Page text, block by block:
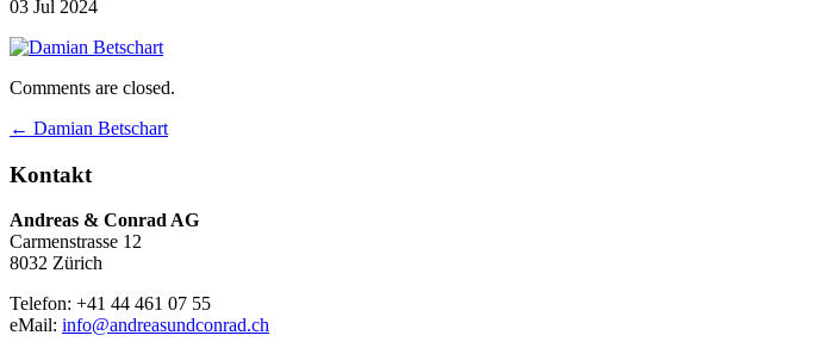
03 Jul 2024
Comments are closed.
← Damian Betschart
Kontakt
Andreas & Conrad AG
Carmenstrasse 12
8032 Zürich
Telefon: +41 44 461 07 55
eMail: info@andreasundconrad.ch